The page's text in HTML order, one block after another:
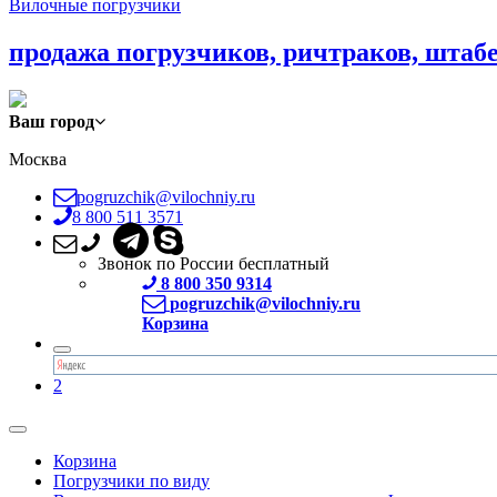
Вилочные погрузчики
продажа погрузчиков, ричтраков,
Ваш город
Москва
pogruzchik@vilochniy.ru
8 800 511 3571
Звонок по России бесплатный
8 800 350 9314
pogruzchik@vilochniy.ru
Корзина
2
Корзина
Погрузчики по виду